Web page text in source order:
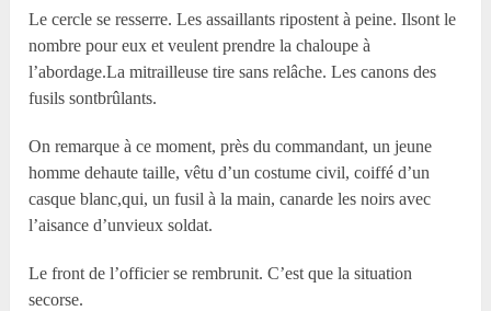
Le cercle se resserre. Les assaillants ripostent à peine. Ilsont le
nombre pour eux et veulent prendre la chaloupe à
l’abordage.La mitrailleuse tire sans relâche. Les canons des
fusils sontbrûlants.
On remarque à ce moment, près du commandant, un jeune
homme dehaute taille, vêtu d’un costume civil, coiffé d’un
casque blanc,qui, un fusil à la main, canarde les noirs avec
l’aisance d’unvieux soldat.
Le front de l’officier se rembrunit. C’est que la situation
secorse.